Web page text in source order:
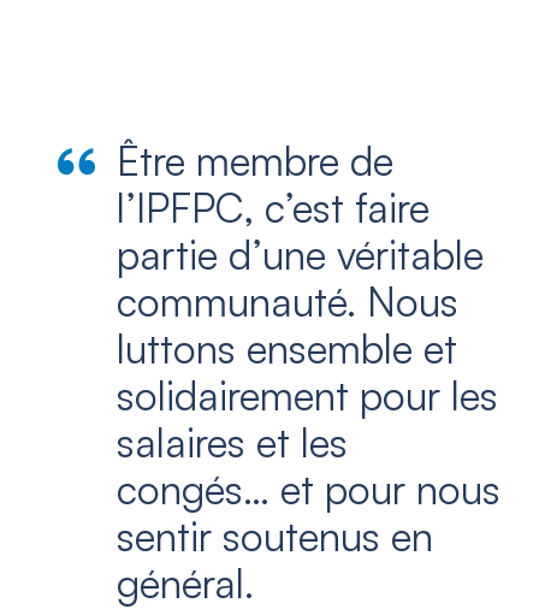
Être membre de
l’IPFPC, c’est faire
partie d’une véritable
communauté. Nous
luttons ensemble et
solidairement pour les
salaires et les
congés… et pour nous
sentir soutenus en
général.